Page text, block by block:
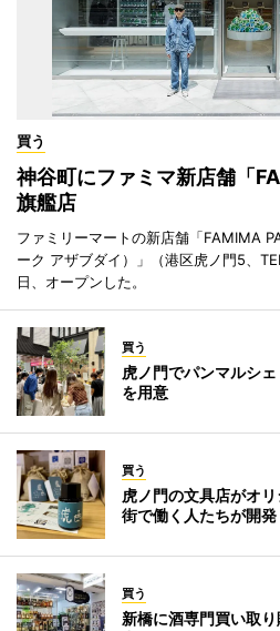
買う
神谷町にファミマ新店舗「
旗艦店
ファミリーマートの新店舗「FAMIMA
ーク アザブダイ）」（港区虎ノ門5、
日、オープンした。
買う
虎ノ門でパンマルシ
を用意
買う
虎ノ門の文具店がオ
街で働く人たちが開発
買う
新橋に酒専門買い取